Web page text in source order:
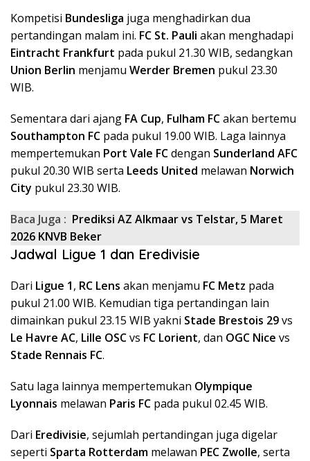
Kompetisi Bundesliga juga menghadirkan dua
pertandingan malam ini. FC St. Pauli akan menghadapi
Eintracht Frankfurt pada pukul 21.30 WIB, sedangkan
Union Berlin menjamu Werder Bremen pukul 23.30
WIB.
Sementara dari ajang FA Cup, Fulham FCakan bertemu
Southampton FC pada pukul 19.00 WIB. Laga lainnya
mempertemukan Port Vale FCdengan Sunderland AFC
pukul 20.30 WIB serta Leeds United melawan Norwich
City pukul 23.30 WIB.
Baca Juga : Prediksi AZ Alkmaar vs Telstar, 5 Maret
2026 KNVB Beker
Jadwal Ligue 1 dan Eredivisie
Dari Ligue 1, RC Lens akan menjamu FC Metz pada
pukul 21.00 WIB. Kemudian tiga pertandingan lain
dimainkan pukul 23.15 WIB yakni Stade Brestois 29vs
Le Havre AC, Lille OSCvs FC Lorient, dan OGC Nice vs
Stade Rennais FC.
Satu laga lainnya mempertemukan Olympique
Lyonnais melawan Paris FC pada pukul 02.45 WIB.
Dari Eredivisie, sejumlah pertandingan juga digelar
seperti Sparta Rotterdam melawan PEC Zwolle, serta